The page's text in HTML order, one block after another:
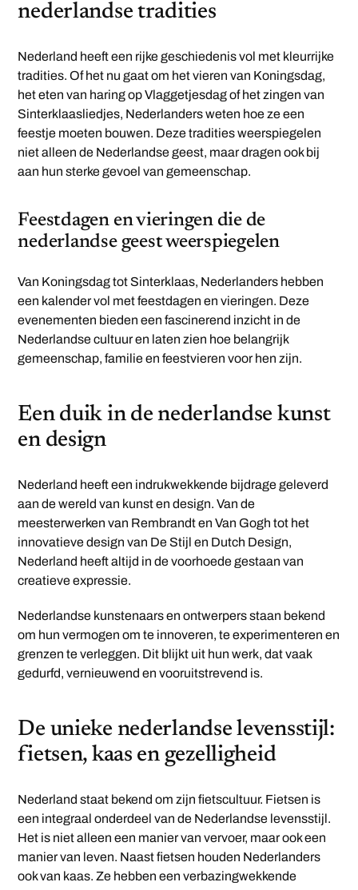
nederlandse tradities
Nederland heeft een rijke geschiedenis vol met kleurrijke
tradities. Of het nu gaat om het vieren van Koningsdag,
het eten van haring op Vlaggetjesdag of het zingen van
Sinterklaasliedjes, Nederlanders weten hoe ze een
feestje moeten bouwen. Deze tradities weerspiegelen
niet alleen de Nederlandse geest, maar dragen ook bij
aan hun sterke gevoel van gemeenschap.
Feestdagen en vieringen die de
nederlandse geest weerspiegelen
Van Koningsdag tot Sinterklaas, Nederlanders hebben
een kalender vol met feestdagen en vieringen. Deze
evenementen bieden een fascinerend inzicht in de
Nederlandse cultuur en laten zien hoe belangrijk
gemeenschap, familie en feestvieren voor hen zijn.
Een duik in de nederlandse kunst
en design
Nederland heeft een indrukwekkende bijdrage geleverd
aan de wereld van kunst en design. Van de
meesterwerken van Rembrandt en Van Gogh tot het
innovatieve design van De Stijl en Dutch Design,
Nederland heeft altijd in de voorhoede gestaan van
creatieve expressie.
Nederlandse kunstenaars en ontwerpers staan bekend
om hun vermogen om te innoveren, te experimenteren en
grenzen te verleggen. Dit blijkt uit hun werk, dat vaak
gedurfd, vernieuwend en vooruitstrevend is.
De unieke nederlandse levensstijl:
fietsen, kaas en gezelligheid
Nederland staat bekend om zijn fietscultuur. Fietsen is
een integraal onderdeel van de Nederlandse levensstijl.
Het is niet alleen een manier van vervoer, maar ook een
manier van leven. Naast fietsen houden Nederlanders
ook van kaas. Ze hebben een verbazingwekkende